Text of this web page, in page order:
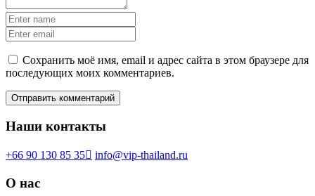
Сохранить моё имя, email и адрес сайта в этом браузере для
последующих моих комментариев.
Наши контакты
+66 90 130 85 35 info@vip-thailand.ru
О нас